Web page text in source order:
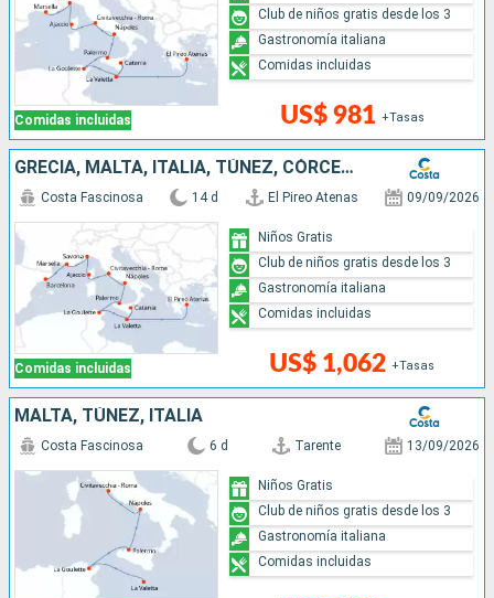
Comidas incluidas US$ 981 +Tasas
Club de niños gratis desde los 3
Gastronomía italiana
Comidas incluidas
GRECIA, MALTA, ITALIA, TÚNEZ, CÓRCEGA (FRANCIA), FRANCIA, ESPAÑA
Comidas incluidas
Costa Fascinosa 14 d El Pireo Atenas 09/09/2026
US$ 1,062 +Tasas
Niños Gratis
Club de niños gratis desde los 3
Gastronomía italiana
Comidas incluidas
MALTA, TÚNEZ, ITALIA
Costa Fascinosa 6 d Tarente 13/09/2026
Niños Gratis
Club de niños gratis desde los 3
Gastronomía italiana
Comidas incluidas